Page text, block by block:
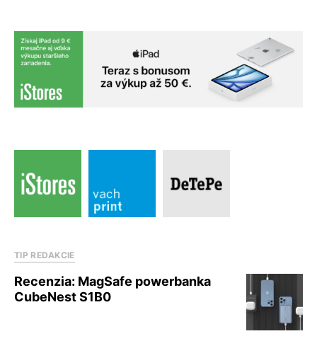
TIP REDAKCIE
Recenzia: MagSafe powerbanka
CubeNest S1B0